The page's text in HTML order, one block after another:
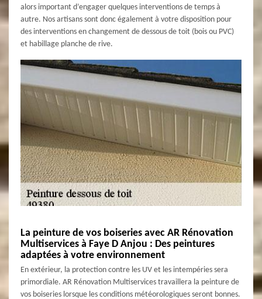
alors important d’engager quelques interventions de temps à
autre. Nos artisans sont donc également à votre disposition pour
des interventions en changement de dessous de toit (bois ou PVC)
et habillage planche de rive.
La peinture de vos boiseries avec AR Rénovation
Multiservices à Faye D Anjou : Des peintures
adaptées à votre environnement
En extérieur, la protection contre les UV et les intempéries sera
primordiale. AR Rénovation Multiservices travaillera la peinture de
vos boiseries lorsque les conditions météorologiques seront bonnes.